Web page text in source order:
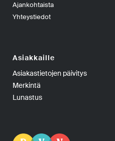
Ajankohtaista
Yhteystiedot
Asiakkaille
Asiakastietojen päivitys
Merkintä
Lunastus